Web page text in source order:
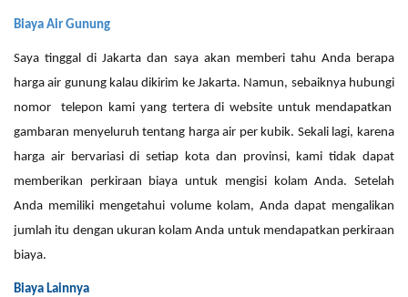
Biaya Air Gunung
Saya tinggal diJakartadan saya akan memberi tahu Anda berapa
harga air gunung kalau dikirim ke Jakarta. Namun, sebaiknya hubungi
nomor telepon kami yang tertera di websiteuntuk mendapatkan
gambaran menyeluruh tentang harga air per kubik. Sekali lagi, karena
harga air bervariasi di setiap kota dan provinsi, kami tidak dapat
memberikan perkiraan biaya untuk mengisi kolam Anda. Setelah
Anda memiliki mengetahui volume kolam, Anda dapat mengalikan
jumlah itu dengan ukuran kolam Anda untuk mendapatkan perkiraan
biaya.
Biaya Lainnya